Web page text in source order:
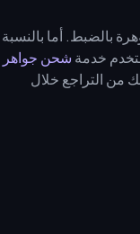
التنافسي إدارة دقيقة للموارد. للدخول إلى قائمة أفضل 100 لاعب، يجب إنفاق 55,800 جوهرة بالضبط. أما بالنسبة
شحن جواهر
من التراجع خلال